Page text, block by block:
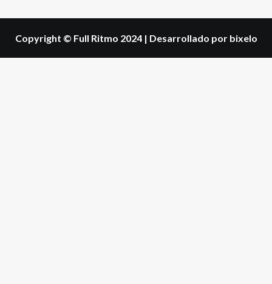
Copyright © Full Ritmo 2024 | Desarrollado por bixelo